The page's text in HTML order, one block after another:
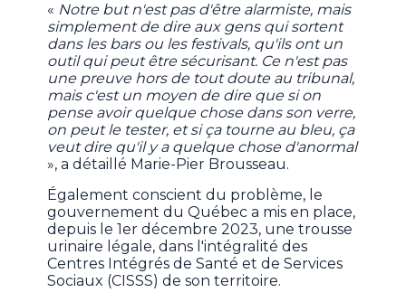
« Notre but n'est pas d'être alarmiste, mais
simplement de dire aux gens qui sortent
dans les bars ou les festivals, qu'ils ont un
outil qui peut être sécurisant. Ce n'est pas
une preuve hors de tout doute au tribunal,
mais c'est un moyen de dire que si on
pense avoir quelque chose dans son verre,
on peut le tester, et si ça tourne au bleu, ça
veut dire qu'il y a quelque chose d'anormal
», a détaillé Marie-Pier Brousseau.
Également conscient du problème, le
gouvernement du Québec a mis en place,
depuis le 1er décembre 2023, une trousse
urinaire légale, dans l'intégralité des
Centres Intégrés de Santé et de Services
Sociaux (CISSS) de son territoire.